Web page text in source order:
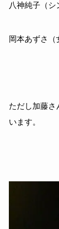
八神純子（シ
岡本あずさ（
ただし加藤さ
います。